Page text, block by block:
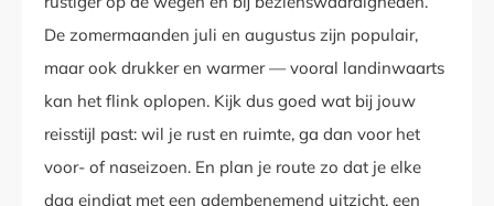
De zomermaanden juli en augustus zijn populair,
maar ook drukker en warmer — vooral landinwaarts
kan het flink oplopen. Kijk dus goed wat bij jouw
reisstijl past: wil je rust en ruimte, ga dan voor het
voor- of naseizoen. En plan je route zo dat je elke
dag eindigt met een adembenemend uitzicht, een